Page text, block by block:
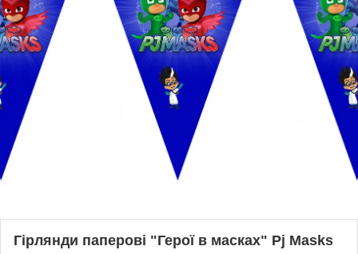
Гірлянди паперові "Герої в масках" Pj Masks